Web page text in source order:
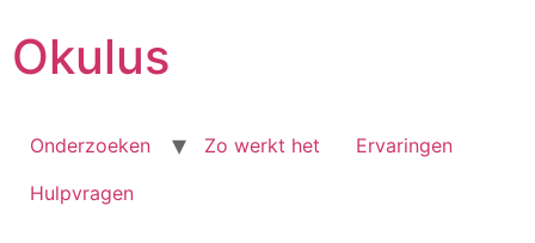
to
content
Okulus
Onderzoeken Zo werkt het
Ervaringen
Hulpvragen